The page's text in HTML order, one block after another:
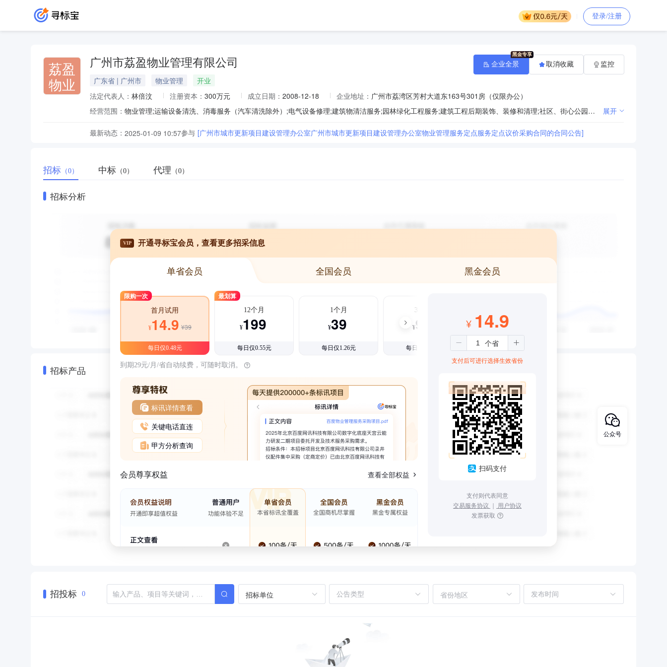
登录/注册
荔盈
物业
广州市荔盈物业管理有限公司
广东省 | 广州市 物业管理
开业
法定代表人： 林倍汶 注册资本： 300万元 成立日期： 2008-12-18 企业地址： 广州市荔湾区芳村大道东163号301房（仅限办公）
经营范围：
物业管理;运输设备清洗、消毒服务（汽车清洗除外）;电气设备修理;建筑物清洁服务;园林绿化工程服务;建筑工程后期装饰、装修和清理;社区、街心公园、公园等运动场所的管理服务;家庭服务;游泳馆;停车场经营; 展开
最新动态： 2025-01-09 10:57参与 [广州市城市更新项目建设管理办公室广州市城市更新项目建设管理办公室物业管理服务定点服务定点议价采购合同的合同公告]
企业全景 取消收藏 监控
招标 （0） 中标 （0） 代理 （0）
招标分析
招标产品
VIP 开通寻标宝会员，查看更多招采信息
单省会员 全国会员 黑金会员
限购一次
首月试用
¥14.9 ¥39
每日仅0.48元
最划算
12个月
¥199
每日仅0.55元
1个月
¥39
每日仅1.26元
3个月
¥99
每日仅1.08元
到期29元/月/省自动续费，可随时取消。
标讯详情查看
关键电话直连
甲方分析查询
会员尊享权益 查看全部权益
¥ 14.9
支付后可进行选择生效省份
扫码支付
支付则代表同意
交易服务协议 ｜ 用户协议
发票获取
招投标 0 招标单位 省份地区
公众号